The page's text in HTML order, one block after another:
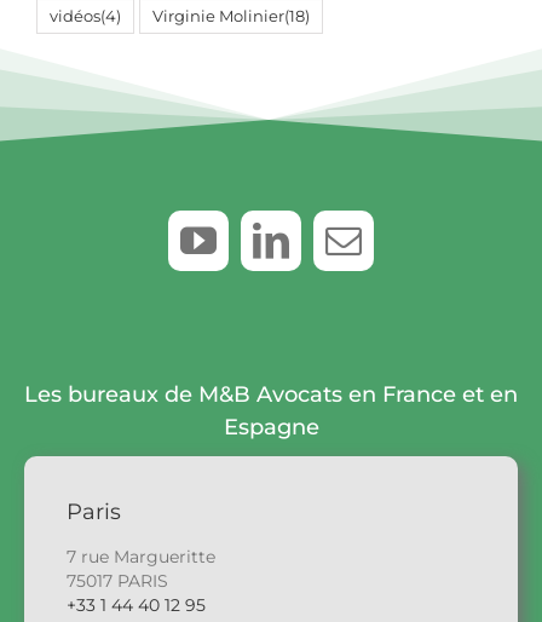
vidéos(4) Virginie Molinier(18)
Les bureaux de M&B Avocats en France et en
Espagne
Paris
7 rue Margueritte
75017 PARIS
+33 1 44 40 12 95